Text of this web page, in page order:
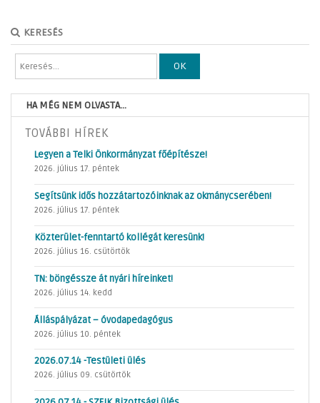
KERESÉS
OK
HA MÉG NEM OLVASTA...
TOVÁBBI HÍREK
Legyen a Telki Önkormányzat főépítésze!
2026. július 17. péntek
Segítsünk idős hozzátartozóinknak az okmánycserében!
2026. július 17. péntek
Közterület-fenntartó kollégát keresünk!
2026. július 16. csütörtök
TN: böngéssze át nyári híreinket!
2026. július 14. kedd
Álláspályázat – óvodapedagógus
2026. július 10. péntek
2026.07.14 -Testületi ülés
2026. július 09. csütörtök